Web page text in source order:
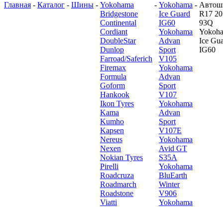
Главная - Каталог - Шины - Yokohama
Bridgestone
Continental
Cordiant
DoubleStar
Dunlop
Farroad/Saferich
Firemax
Formula
Goform
Hankook
Ikon Tyres
Kama
Kumho
Kapsen
Nereus
Nexen
Nokian Tyres
Pirelli
Roadcruza
Roadmarch
Roadstone
Viatti
- Yokohama
Ice Guard
IG60
Yokohama
Advan
Sport
V105
Yokohama
Advan
Sport
V107
Yokohama
Advan
Sport
V107E
Yokohama
Avid GT
S35A
Yokohama
BluEarth
Winter
V906
Yokohama
-
R17
93Q
Ice
IG60